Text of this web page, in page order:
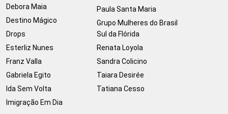
Debora Maia
Destino Mágico
Drops
Esterliz Nunes
Franz Valla
Gabriela Egito
Ida Sem Volta
Imigração Em Dia
Paula Santa Maria
Grupo Mulheres do Brasil
Sul da Flórida
Renata Loyola
Sandra Colicino
Taiara Desirée
Tatiana Cesso